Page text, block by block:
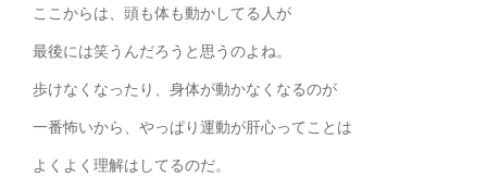
ここからは、頭も体も動かしてる人が
最後には笑うんだろうと思うのよね。
歩けなくなったり、身体が動かなくなるのが
一番怖いから、やっぱり運動が肝心ってことは
よくよく理解はしてるのだ。